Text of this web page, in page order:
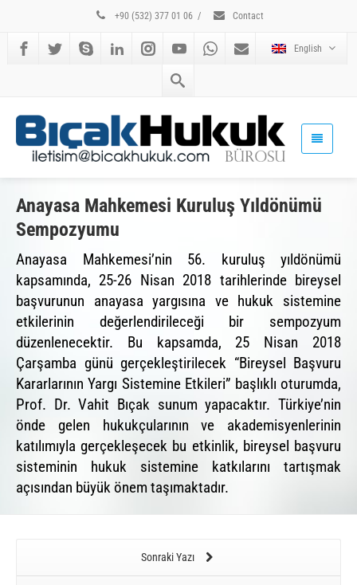
+90 (532) 377 01 06 / Contact
English
Anayasa Mahkemesi Kuruluş Yıldönümü
Sempozyumu
Anayasa Mahkemesi’nin 56. kuruluş yıldönümü
kapsamında, 25-26 Nisan 2018 tarihlerinde bireysel
başvurunun anayasa yargısına ve hukuk sistemine
etkilerinin değerlendirileceği bir sempozyum
düzenlenecektir. Bu kapsamda, 25 Nisan 2018
Çarşamba günü gerçekleştirilecek “Bireysel Başvuru
Kararlarının Yargı Sistemine Etkileri” başlıklı oturumda,
Prof. Dr. Vahit Bıçak sunum yapacaktır. Türkiye’nin
önde gelen hukukçularının ve akademisyenlerinin
katılımıyla gerçekleşecek bu etkinlik, bireysel başvuru
sisteminin hukuk sistemine katkılarını tartışmak
açısından büyük önem taşımaktadır.
Sonraki Yazı